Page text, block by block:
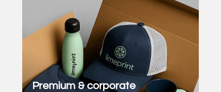
Premium & corporate